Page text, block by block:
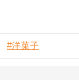
#洋菓子